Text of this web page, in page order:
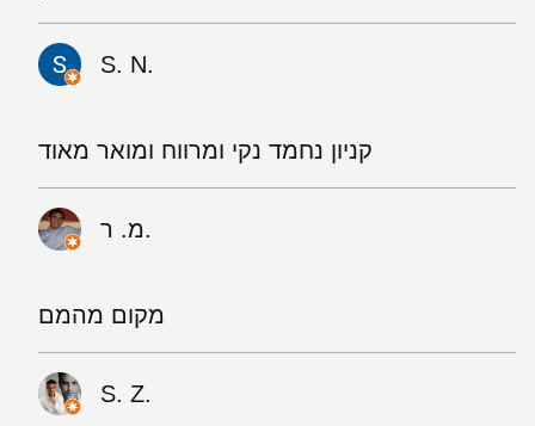
S. N.
קניון נחמד נקי ומרווח ומואר מאוד
מ. ר.
מקום מהמם
S. Z.